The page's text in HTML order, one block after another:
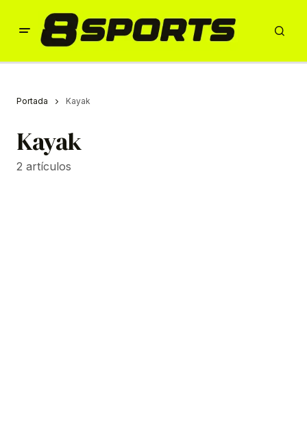
Portada Kayak
Kayak
2 artículos